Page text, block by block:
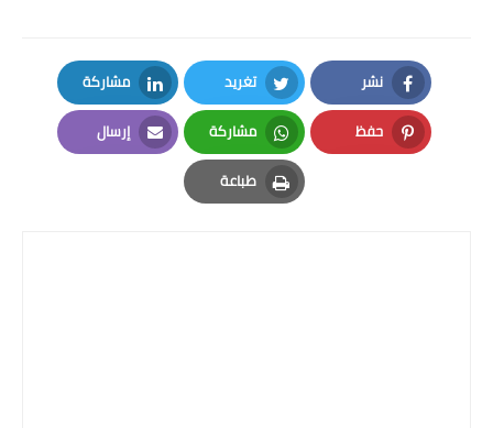
نشر
Facebook
تغريد
Twitter
مشاركة
LinkedIn
حفظ
Pinterest
مشاركة
Whatsapp
إرسال
Email
طباعة
Print